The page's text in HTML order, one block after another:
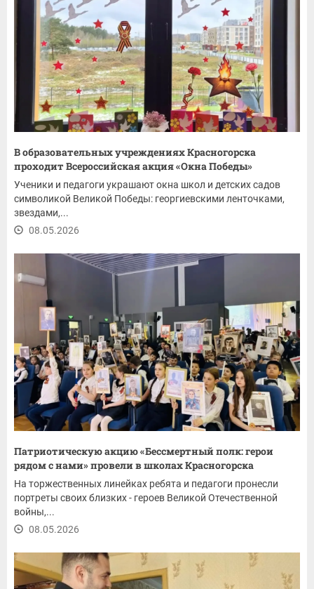
В образовательных учреждениях Красногорска
проходит Всероссийская акция «Окна Победы»
Ученики и педагоги украшают окна школ и детских садов
символикой Великой Победы: георгиевскими ленточками,
звездами,...
08.05.2026
Патриотическую акцию «Бессмертный полк: герои
рядом с нами» провели в школах Красногорска
На торжественных линейках ребята и педагоги пронесли
портреты своих близких - героев Великой Отечественной
войны,...
08.05.2026